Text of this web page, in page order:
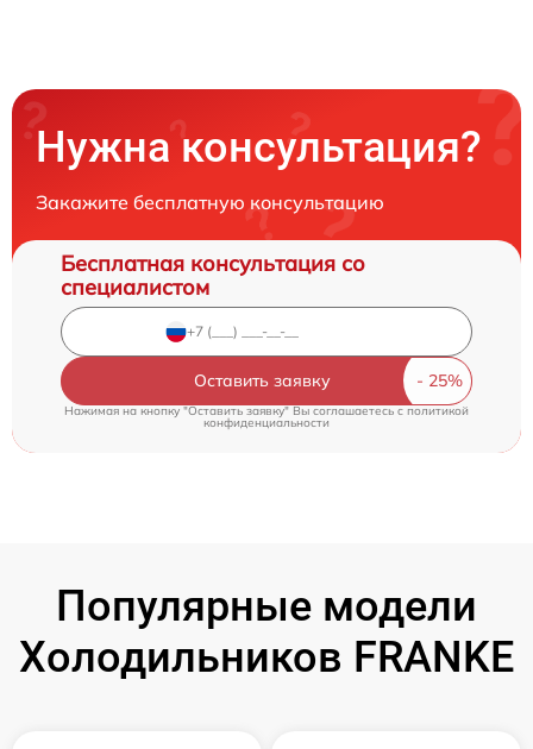
Нужна консультация?
Закажите бесплатную консультацию
Бесплатная консультация со
специалистом
Оставить заявку
Нажимая на кнопку "Оставить заявку" Вы соглашаетесь cполитикой
конфиденциальности
Популярные модели
Холодильников FRANKE